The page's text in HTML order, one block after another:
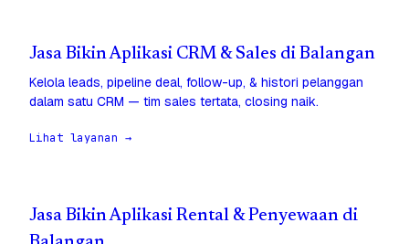
Jasa Bikin Aplikasi CRM & Sales di Balangan
Kelola leads, pipeline deal, follow-up, & histori pelanggan
dalam satu CRM — tim sales tertata, closing naik.
Lihat layanan →
Jasa Bikin Aplikasi Rental & Penyewaan di